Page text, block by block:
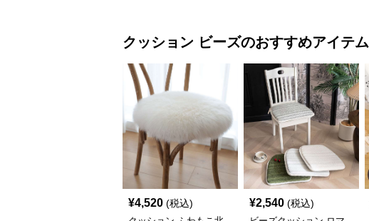
クッション ビーズのおすすめアイテム
¥4,520 (税込) ¥2,540 (税込)